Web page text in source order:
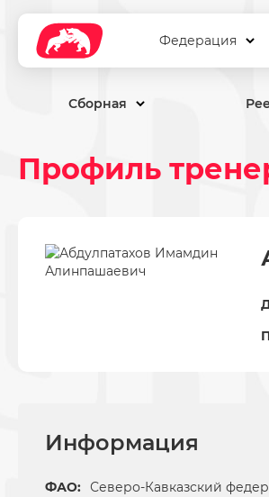
Федерация
Сборная
Профиль
Информация
ФАО: Северо-Кавказский